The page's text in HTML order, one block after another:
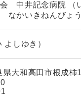
中井記念病院 （
なかいきねんびょう
よしゆき）
大和高田市根成柿